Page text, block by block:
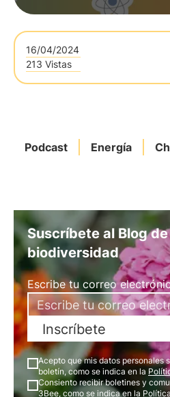
16/04/2024
213 Vistas
Podcast Energía
Suscríbete al Blog
biodiversidad
Escribe tu correo
Inscríbete
Acepto que mis datos personales
boletín, como se indica en la
Consiento recibir boletines y
3Bee, como se indica en la